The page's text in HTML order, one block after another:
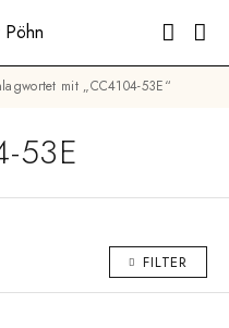
mit „CC4104-53E“
53E
FILTER